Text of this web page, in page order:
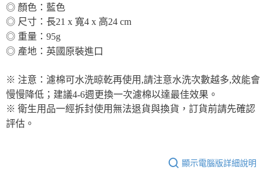
◎ 顏色： 藍色
◎ 尺寸：長21 x 寬4 x 高24 cm
◎ 重量：95g
◎ 產地：英國原裝進口
※ 注意：濾棉可水洗晾乾再使用,請注意水洗次數越多,效能會
慢慢降低；建議4-6週更換一次濾棉以達最佳效果。
※ 衛生用品一經拆封使用無法退貨與換貨，訂貨前請先確認
評估。
顯示電腦版詳細說明